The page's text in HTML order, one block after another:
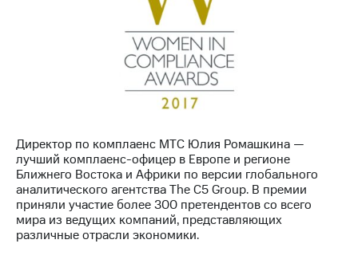
Директор по комплаенс МТС Юлия Ромашкина —
лучший комплаенс-офицер в Европе и регионе
Ближнего Востока и Африки по версии глобального
аналитического агентства The C5 Group. В премии
приняли участие более 300 претендентов со всего
мира из ведущих компаний, представляющих
различные отрасли экономики.